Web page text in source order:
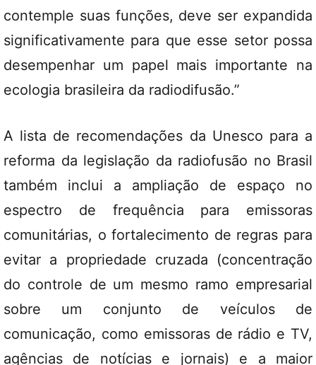
contemple suas funções, deve ser expandida
significativamente para que esse setor possa
desempenhar um papel mais importante na
ecologia brasileira da radiodifusão.”
A lista de recomendações da Unesco para a
reforma da legislação da radiofusão no Brasil
também inclui a ampliação de espaço no
espectro de frequência para emissoras
comunitárias, o fortalecimento de regras para
evitar a propriedade cruzada (concentração
do controle de um mesmo ramo empresarial
sobre um conjunto de veículos de
comunicação, como emissoras de rádio e TV,
agências de notícias e jornais) e a maior